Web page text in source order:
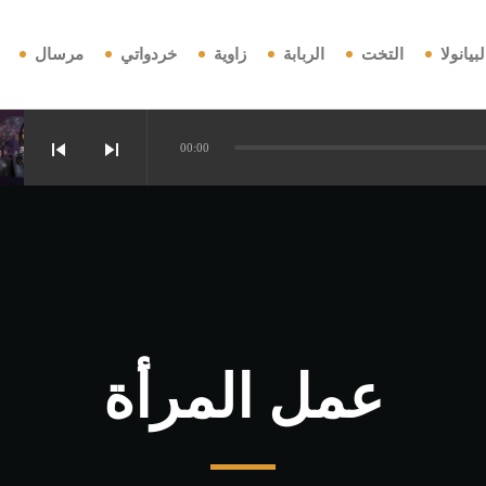
البيانولا التخت الربابة زاوية خردواتي مرسال
skip_previous skip_next 00:00
عمل المرأة